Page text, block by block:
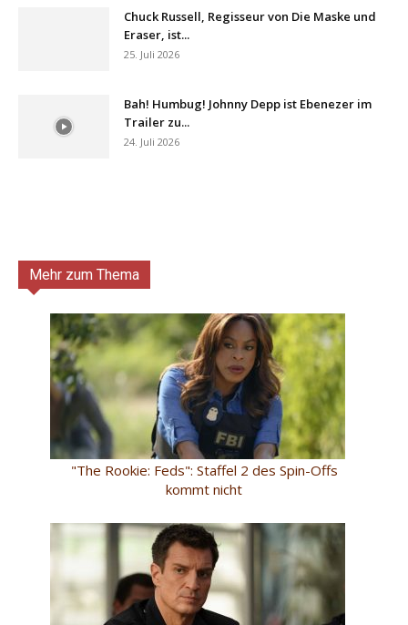
Chuck Russell, Regisseur von Die Maske und
Eraser, ist...
25. Juli 2026
Bah! Humbug! Johnny Depp ist Ebenezer im
Trailer zu...
24. Juli 2026
Mehr zum Thema
"The Rookie: Feds": Staffel 2 des Spin-Offs
kommt nicht